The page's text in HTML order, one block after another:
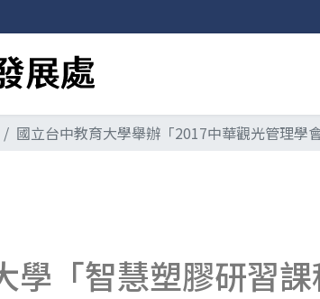
國立台中教育大學舉辦「2017中華觀光管理學
「智慧塑膠研習課